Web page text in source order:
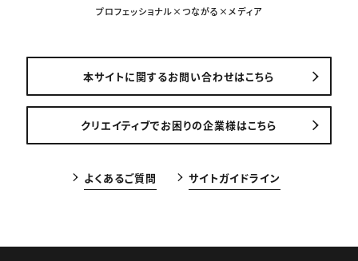
プロフェッショナル×つながる×メディア
本サイトに関するお問い合わせはこちら
クリエイティブでお困りの企業様はこちら
よくあるご質問 サイトガイドライン